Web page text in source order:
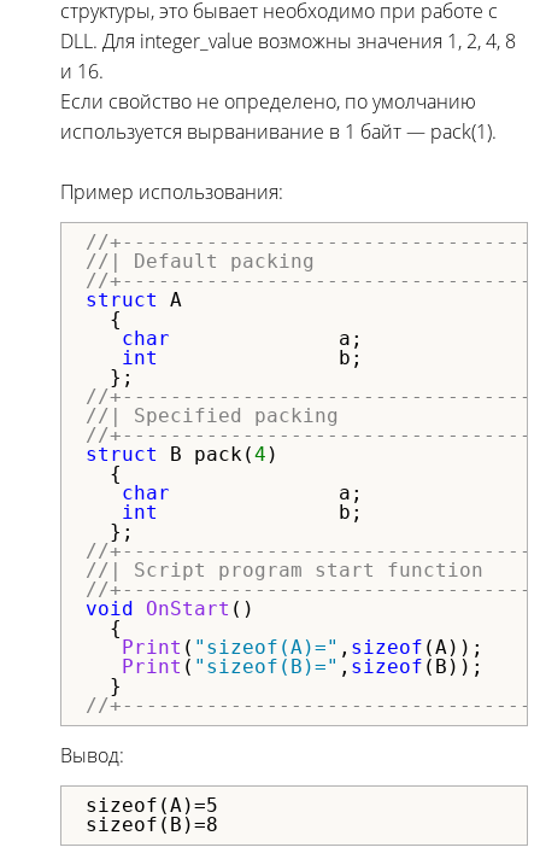
структуры, это бывает необходимо при работе с
DLL. Для integer_value возможны значения 1, 2, 4, 8
и 16.
Если свойство не определено, по умолчанию
используется вырванивание в 1 байт — pack(1).
Пример использования:
//
//| Default packing
//
struct
A
{
char a;
int
b;
//
//| Specified packing
//
struct
B pack(4 )
{
char a;
int
b;
//
//| Script program start function
//
void
OnStart ()
{
Print ( "sizeof(A)=" , sizeof (A));
Print ( "sizeof(B)=" , sizeof (B));
//
Вывод:
sizeof(A)=5
sizeof(B)=8